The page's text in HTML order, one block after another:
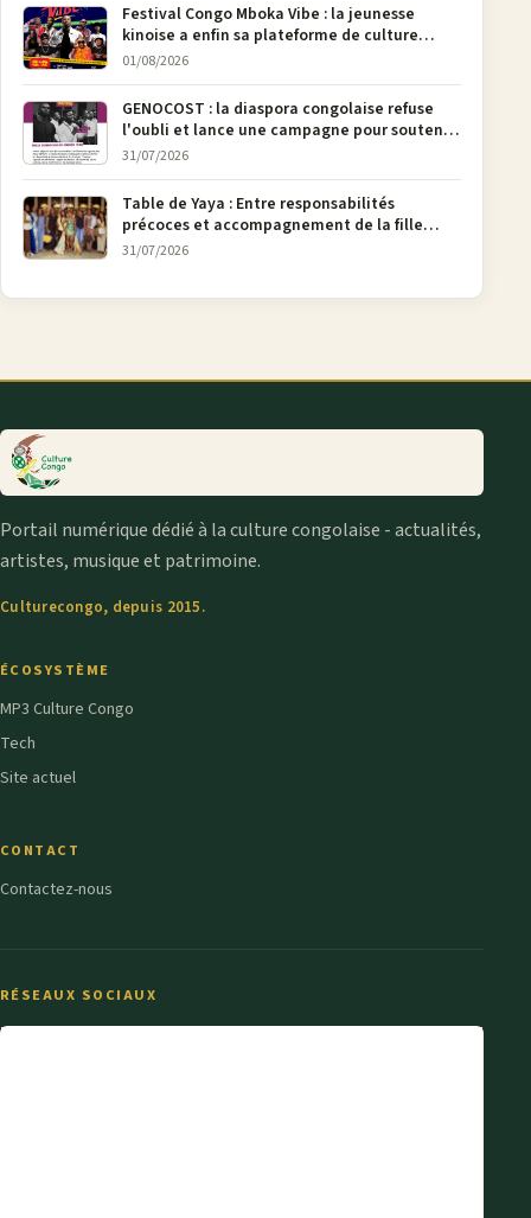
Festival Congo Mboka Vibe : la jeunesse
kinoise a enfin sa plateforme de culture
urbaine
01/08/2026
GENOCOST : la diaspora congolaise refuse
l'oubli et lance une campagne pour soutenir
la pétition FONAREV depuis Bruxelles
31/07/2026
Table de Yaya : Entre responsabilités
précoces et accompagnement de la fille
aînée, la diaspora en débat
31/07/2026
Portail numérique dédié à la culture congolaise - actualités,
artistes, musique et patrimoine.
Culturecongo, depuis 2015.
ÉCOSYSTÈME
MP3 Culture Congo
Tech
Site actuel
CONTACT
Contactez-nous
RÉSEAUX SOCIAUX